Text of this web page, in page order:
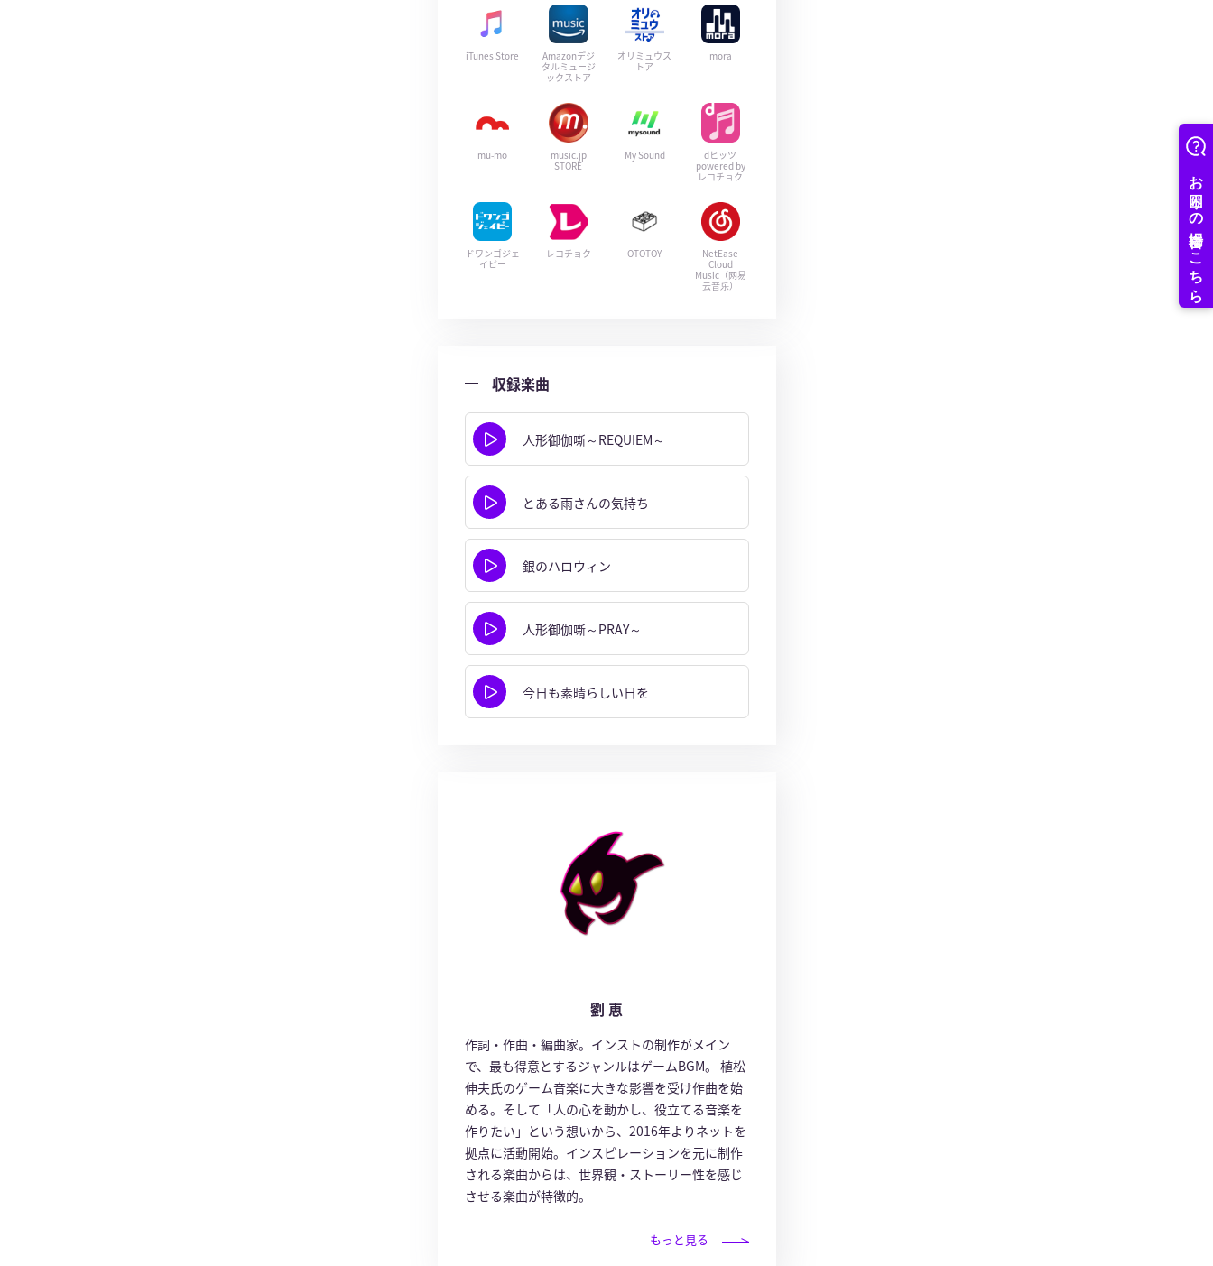
iTunes Store
Amazonデジ
タルミュージ
ックストア
オリミュウス
トア
mora
mu-mo
music.jp
STORE
My Sound
dヒッツ
powered by
レコチョク
ドワンゴジェ
イピー
レコチョク OTOTOY
NetEase
Cloud
Music（网易
云音乐）
収録楽曲
人形御伽噺～REQUIEM～
とある雨さんの気持ち
銀のハロウィン
人形御伽噺～PRAY～
今日も素晴らしい日を
劉 恵
作詞・作曲・編曲家。インストの制作がメイン
で、最も得意とするジャンルはゲームBGM。 植松
伸夫氏のゲーム音楽に大きな影響を受け作曲を始
める。そして「人の心を動かし、役立てる音楽を
作りたい」という想いから、2016年よりネットを
拠点に活動開始。インスピレーションを元に制作
される楽曲からは、世界観・ストーリー性を感じ
させる楽曲が特徴的。
もっと見る